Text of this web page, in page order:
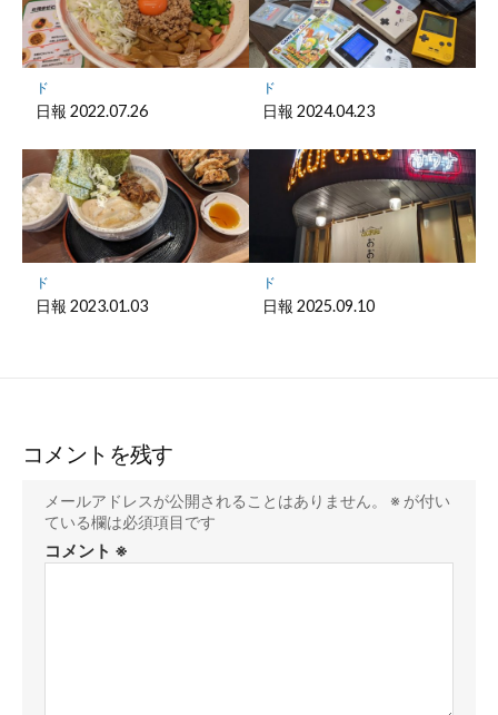
ド
日報 2022.07.26
ド
日報 2024.04.23
ド
日報 2023.01.03
ド
日報 2025.09.10
コメントを残す
メールアドレスが公開されることはありません。 ※ が付い
ている欄は必須項目です
コメント ※